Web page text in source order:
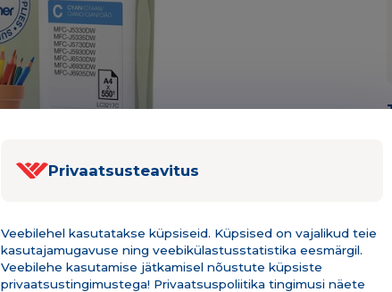
Privaatsusteavitus
Veebilehel kasutatakse küpsiseid. Küpsised on vajalikud teie
kasutajamugavuse ning veebikülastusstatistika eesmärgil.
Veebilehe kasutamise jätkamisel nõustute küpsiste
privaatsustingimustega! Privaatsuspoliitika tingimusi näete